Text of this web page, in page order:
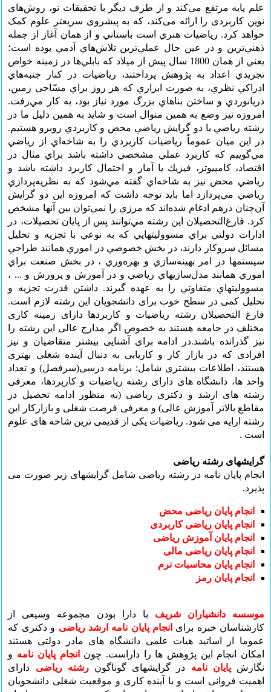
علم پایه مرتفع می‌کند و از طرف دیگر با تحقیقات نو، روش‌های
نوین کاربردی را ارائه می‌کند، که به پیشروی سریعتر علوم کمک
خواهد کرد. رياضيات‌ هنري‌ است‌ باستاني‌ و از همان‌ آغاز از جمله‌
ذهني‌ترين‌ و در عين‌ حال‌ عملي‌ترين‌ تلاش‌هاي‌ آدمي‌ بوده‌ است‌؛
يعني‌ از همان‌ 1800 سال‌ پيش‌ از ميلاد كه‌ بابلي‌ها در زمينه‌ خواص‌
تجريدي‌ اعداد به‌ پژوهش‌ پرداختند، رياضيات‌ در كنار جنبه‌هاي‌
ادراكي‌ نظري‌، به‌ صورت‌ ابزاري‌ كه‌ هر روز براي‌ مسّاحي‌ زمين‌،
دريانوردي‌ و ساختن‌ بناهاي‌ بزرگ‌ مورد نياز بود، به‌ كار مي‌رفت‌.
امروزه‌ نيز وضع‌ به‌ همين‌ منوال‌ است‌ و شايد به‌ همين‌ دليل‌ ما در
رشته‌ رياضي‌ با دو گرايش‌ رياضي‌ محض‌ و كاربردي‌ روبرو هستيم‌.
در اين‌ ميان‌ عموماً رياضيات‌ كاربردي‌ را به‌ شاخه‌اي‌ از رياضي‌
مي‌گوييم‌ كه‌ كاربرد عملي‌ مشخصي‌ داشته‌ باشد براي‌ مثال‌ در
اقتصاد، كامپيوتر، فيزيك‌ يا آمار و احتمال‌ كاربرد داشته‌ باشد و
رياضي‌ محض‌ نيز به‌ شاخه‌اي‌ گفته‌ مي‌شود كه‌ به‌ نظريه‌پردازي‌
رياضي‌ مي‌پردازد اما بايد توجه‌ داشت‌ كه‌ امروزه‌ اين‌ دو گرايش‌
آن‌چنان‌ درهم‌ ادغام‌ شده‌اند كه‌ مرزي‌ را نمي‌توان‌ بين‌ آنها مشخص‌
كرد. فارغ‌التحصيلان اين رشته مي‌توانند پس از پايان تحصيلات، در
ادارات دولتي براي مسووليتهايي كه به نوعي با تجزيه و تحليل
مسائل سروكار دارند، در بخش‌ خصوصي در اموري همانند طراحي
سيستمها در امر بهينه‌سازي و بهره‌وري ، در بخش صنعت براي
اموري همانند مدل‌سازيهاي رياضي و در آموزش و پرورش و ... ،
مسووليتهاي متفاوتي را به عهده گيرند. داشتن قدرت تجزیه و
تحلیل کمی در سطح خوب برای دانشجویان این رشته لازم است.
فارغ التحصیلان رشته ریاضیات و کاربردها دارای زمینه کاری
مختلف در جامعه هستند به خصوص اگر مدارج عالی این رشته را
نیز گذرانده باشند.در ادامه برای آشنایی بیشتر متقاضیان و نیز
افرادی که در بازار کار و کاریابی به دنبال آینده شغلی بهتری
هستند، اطلاعات بیشتری شامل: برنامه درسی(سرفصل) و تعداد
واحد ها، دانشگاه های دارای رشته ریاضیات و کاربردها، معرفی
رشته های ارشد و دکتری ریاضی (به منظور ادامه تحصیل در
مقاطع بالاتر آموزش عالی) و معرفی فرصت شغلی و بازارکار این
رشته ارایه می شود. ریاضیات یکی از قدیمی ترین شاخه های علوم
است .
گرایشهای رشته ریاضی
انجام پایان نامه در رشته ریاضی شامل گرایشهای زیر صورت می
پذیرد.
انجام پایان ریاضی محض
انجام پایان ریاضی کاربردی
انجام پایان آموزش ریاضی
انجام پایان ریاضی مالی
انجام پایان محاسبات نرم
انجام پایان رمز
موسسه دانشیاران شریف با دارا بودن مجموعه وسیعی از
کارشناسان خبره برای انجام پایان نامه ارشد ریاضی و دکتری که
عموما از اساتید هیات علمی دانشگاه های مادر دولتی هستند
امکان انجام این پژوهش ها را داراست. چون انجام پایان نامه و
نگارشپایان نامه در گرایشهای گوناگونرشته ریاضی دارای
اهمیت فروانی است و با آینده کاری و موقعیت شغلی دانشجویان